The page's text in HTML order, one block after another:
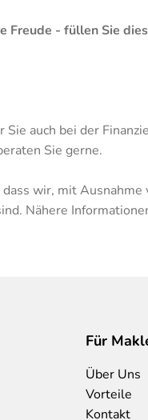
Freude - füllen Sie
auch bei der
Sie gerne.
wir, mit
Nähere
Für
Über Uns
Vorteile
Kontakt